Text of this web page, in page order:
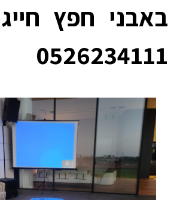
באבני חפץ
0526234111